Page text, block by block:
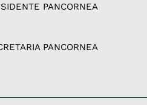
PANCORNEA
PANCORNEA